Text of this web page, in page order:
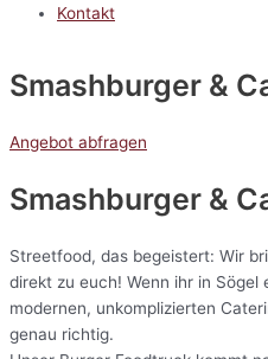
Kontakt
Smashburger &
Angebot abfragen
Smashburger &
Streetfood, das begeistert: Wir
direkt zu euch! Wenn ihr in
modernen, unkomplizierten
genau richtig.